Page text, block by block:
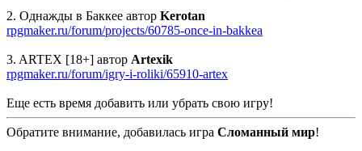
2. Однажды в Баккее автор Kerotan
rpgmaker.ru/forum/projects/60785-once-in-bakkea
3. ARTEX [18+] автор Artexik
rpgmaker.ru/forum/igry-i-roliki/65910-artex
Еще есть время добавить или убрать свою игру!
Обратите внимание, добавилась игра Сломанный мир!